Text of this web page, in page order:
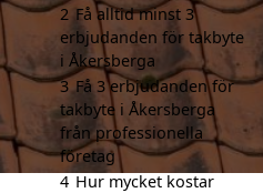
2 Få alltid minst 3
erbjudanden för takbyte
i Åkersberga
3 Få 3 erbjudanden för
takbyte i Åkersberga
från professionella
företag
4 Hur mycket kostar